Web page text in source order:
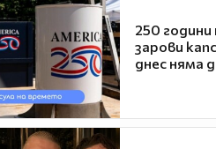
250
зарови
днес няма